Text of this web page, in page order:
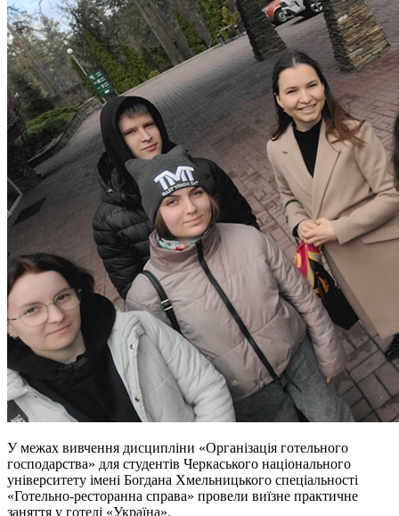
У межах вивчення дисципліни «Організація готельного
господарства» для студентів Черкаського національного
університету імені Богдана Хмельницького спеціальності
«Готельно-ресторанна справа» провели виїзне практичне
заняття у готелі «Україна».